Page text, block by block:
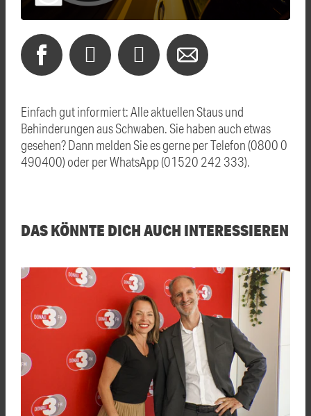
Einfach gut informiert: Alle aktuellen Staus und
Behinderungen aus Schwaben. Sie haben auch etwas
gesehen? Dann melden Sie es gerne per Telefon (0800 0
490400) oder per WhatsApp (01520 242 333).
DAS KÖNNTE DICH AUCH INTERESSIEREN